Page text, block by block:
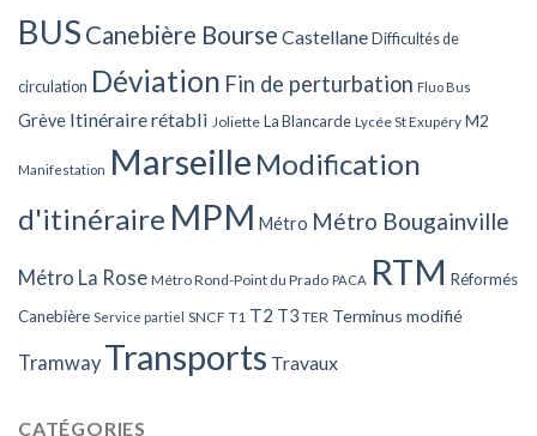
BUS Canebière Bourse Castellane Difficultés de
circulation Déviation Fin de perturbation Fluo Bus
Grève Itinéraire rétabli Joliette La Blancarde Lycée St Exupéry M2
Manifestation Marseille Modification
d'itinéraire MPM Métro Métro Bougainville
Métro La Rose Métro Rond-Point du Prado PACA RTM Réformés
Canebière Service partiel SNCF T1 T2 T3 TER Terminus modifié
Tramway Transports Travaux
CATÉGORIES